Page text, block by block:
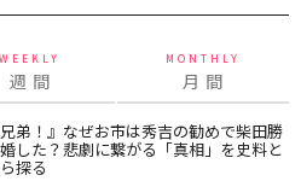
WEEKLY
週 間
MONTHLY
月 間
兄弟！』なぜお市は秀吉の勧めで柴田勝
した？悲劇に繋がる「真相」を史料と
探る